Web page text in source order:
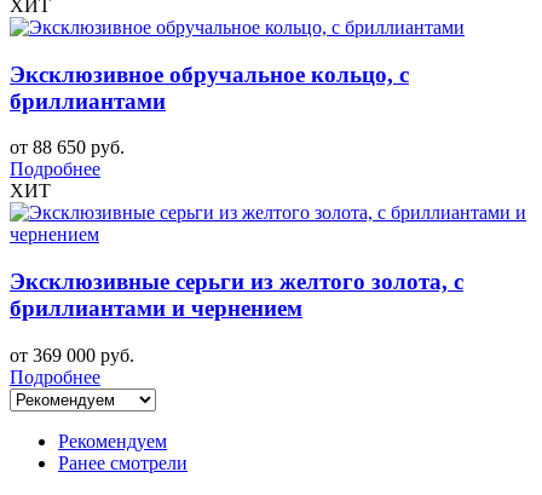
ХИТ
Эксклюзивное обручальное кольцо, с
бриллиантами
от 88 650 руб.
Подробнее
ХИТ
Эксклюзивные серьги из желтого золота, с
бриллиантами и чернением
от 369 000 руб.
Подробнее
Рекомендуем
Ранее смотрели